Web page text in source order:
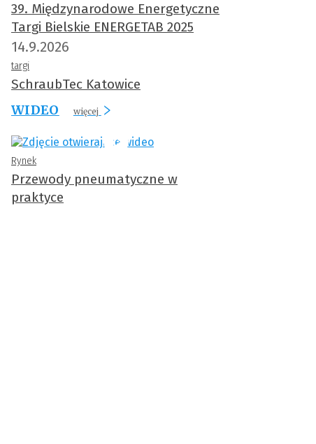
39. Międzynarodowe Energetyczne
Targi Bielskie ENERGETAB 2025
14.9.2026
targi
SchraubTec Katowice
WIDEO
więcej
Rynek
Przewody pneumatyczne w
praktyce